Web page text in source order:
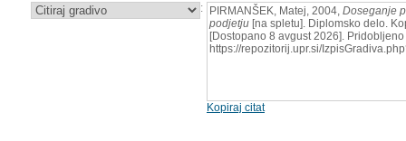
: PIRMANŠEK, Matej, 2004, Doseganje
podjetju [na spletu]. Diplomsko delo.
[Dostopano 8 avgust 2026]. Pridobljeno
https://repozitorij.upr.si/
Kopiraj citat